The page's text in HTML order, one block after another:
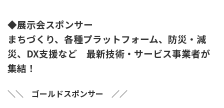
◆展示会スポンサー
まちづくり、各種プラットフォーム、防災・減
災、DX支援など 最新技術・サービス事業者が
集結！
＼＼ ゴールドスポンサー ／／